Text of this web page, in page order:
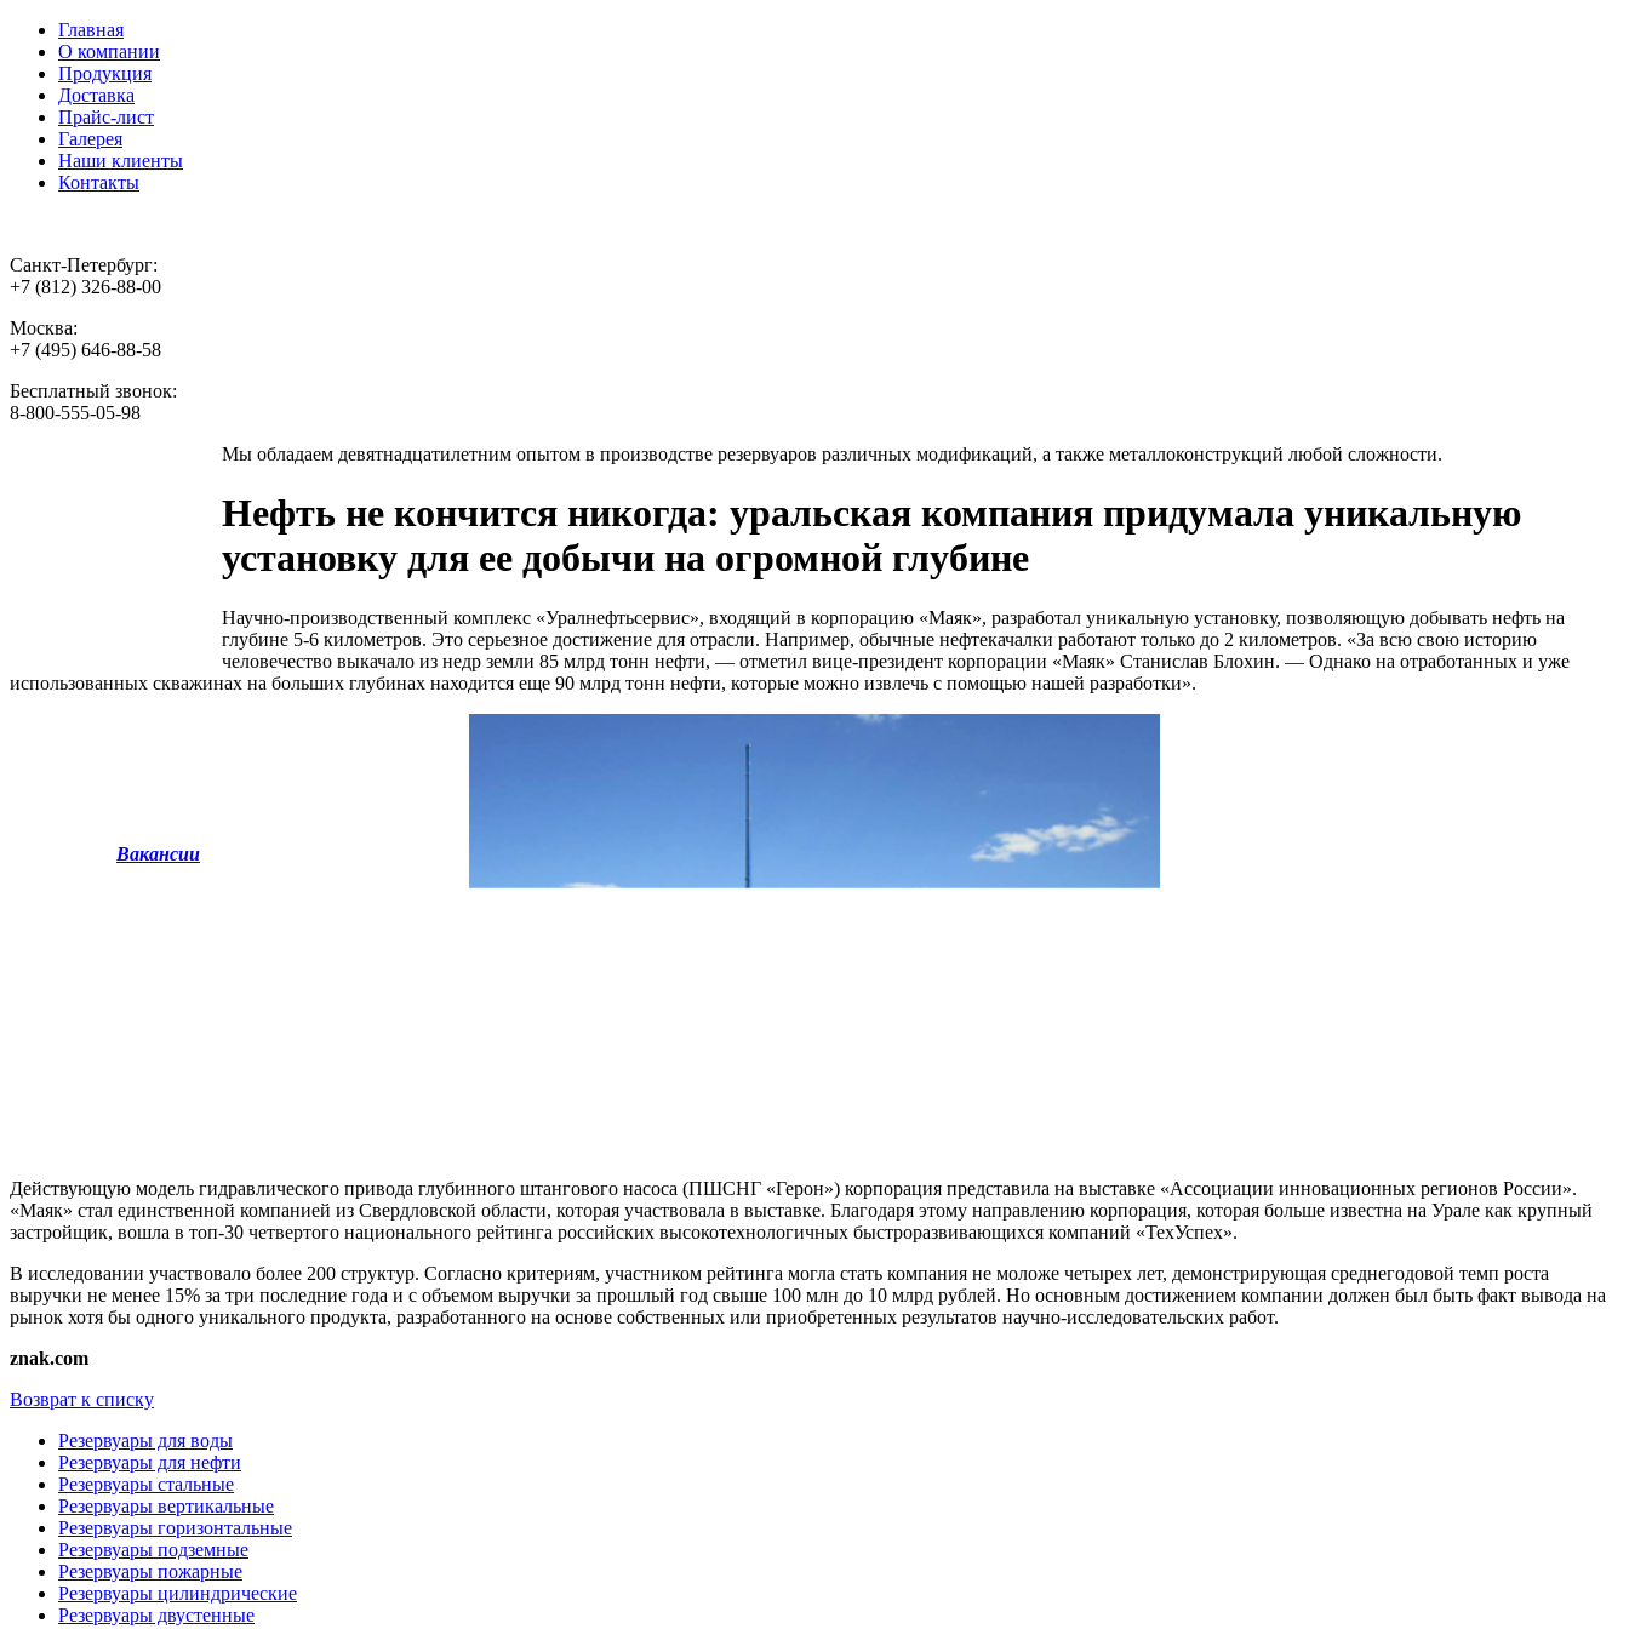
Главная
О компании
Продукция
Доставка
Прайс-лист
Галерея
Наши клиенты
Контакты
Санкт-Петербург:
+7 (812) 326-88-00
Москва:
+7 (495) 646-88-58
Бесплатный звонок:
8-800-555-05-98
Мы обладаем девятнадцатилетним опытом в производстве резервуаров различных модификаций, а также металлоконструкций любой сложности.
Нефть не кончится никогда: уральская компания придумала уникальную
установку для ее добычи на огромной глубине
Научно-производственный комплекс «Уралнефтьсервис», входящий в корпорацию «Маяк», разработал уникальную установку, позволяющую добывать нефть на
глубине 5-6 километров. Это серьезное достижение для отрасли. Например, обычные нефтекачалки работают только до 2 километров. «За всю свою историю
человечество выкачало из недр земли 85 млрд тонн нефти, — отметил вице-президент корпорации «Маяк» Станислав Блохин. — Однако на отработанных и уже
использованных скважинах на больших глубинах находится еще 90 млрд тонн нефти, которые можно извлечь с помощью нашей разработки».
Действующую модель гидравлического привода глубинного штангового насоса (ПШСНГ «Герон») корпорация представила на выставке «Ассоциации инновационных регионов России».
«Маяк» стал единственной компанией из Свердловской области, которая участвовала в выставке. Благодаря этому направлению корпорация, которая больше известна на Урале как крупный
застройщик, вошла в топ-30 четвертого национального рейтинга российских высокотехнологичных быстроразвивающихся компаний «ТехУспех».
В исследовании участвовало более 200 структур. Согласно критериям, участником рейтинга могла стать компания не моложе четырех лет, демонстрирующая среднегодовой темп роста
выручки не менее 15% за три последние года и с объемом выручки за прошлый год свыше 100 млн до 10 млрд рублей. Но основным достижением компании должен был быть факт вывода на
рынок хотя бы одного уникального продукта, разработанного на основе собственных или приобретенных результатов научно-исследовательских работ.
znak.com
Возврат к списку
Резервуары для воды
Резервуары для нефти
Резервуары стальные
Резервуары вертикальные
Резервуары горизонтальные
Резервуары подземные
Резервуары пожарные
Резервуары цилиндрические
Резервуары двустенные
Вакансии